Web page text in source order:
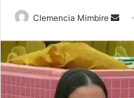
Clemencia Mimbire
email